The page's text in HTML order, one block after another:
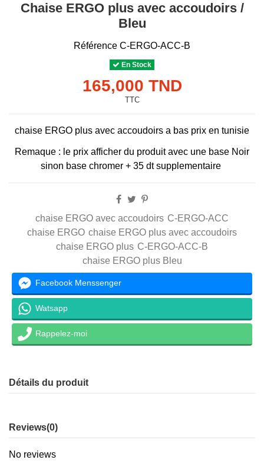
Chaise ERGO plus avec accoudoirs /
Bleu
Référence C-ERGO-ACC-B
En Stock
165,000 TND
TTC
chaise ERGO plus avec accoudoirs a bas prix en tunisie
Remaque : le prix afficher du produit avec une base Noir
sinon base chromer + 35 dt supplementaire
chaise ERGO avec accoudoirs C-ERGO-ACC
chaise ERGO chaise ERGO plus avec accoudoirs
chaise ERGO plus C-ERGO-ACC-B
chaise ERGO plus Bleu
Facebook Menssenger
Watsapp
Rappelez-moi
Détails du produit
Reviews(0)
No reviews